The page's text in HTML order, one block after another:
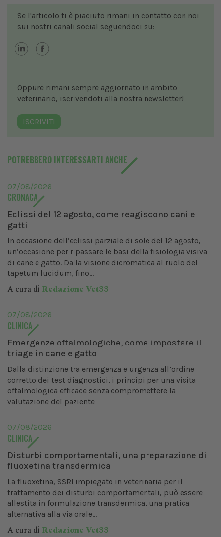
Se l'articolo ti è piaciuto rimani in contatto con noi
sui nostri canali social seguendoci su:
Oppure rimani sempre aggiornato in ambito
veterinario, iscrivendoti alla nostra newsletter!
ISCRIVITI
POTREBBERO INTERESSARTI ANCHE
07/08/2026
CRONACA
Eclissi del 12 agosto, come reagiscono cani e
gatti
In occasione dell’eclissi parziale di sole del 12 agosto,
un’occasione per ripassare le basi della fisiologia visiva
di cane e gatto. Dalla visione dicromatica al ruolo del
tapetum lucidum, fino...
A cura di Redazione Vet33
07/08/2026
CLINICA
Emergenze oftalmologiche, come impostare il
triage in cane e gatto
Dalla distinzione tra emergenza e urgenza all’ordine
corretto dei test diagnostici, i principi per una visita
oftalmologica efficace senza compromettere la
valutazione del paziente
07/08/2026
CLINICA
Disturbi comportamentali, una preparazione di
fluoxetina transdermica
La fluoxetina, SSRI impiegato in veterinaria per il
trattamento dei disturbi comportamentali, può essere
allestita in formulazione transdermica, una pratica
alternativa alla via orale...
A cura di Redazione Vet33